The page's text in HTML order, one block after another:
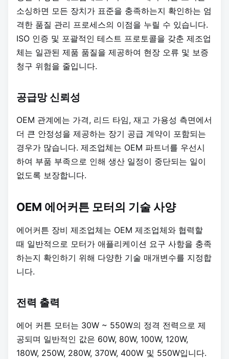
소싱하면 모든 장치가 표준을 충족하는지 확인하는 엄
격한 품질 관리 프로세스의 이점을 누릴 수 있습니다.
ISO 인증 및 포괄적인 테스트 프로토콜을 갖춘 제조업
체는 일관된 제품 품질을 제공하여 현장 오류 및 보증
청구 위험을 줄입니다.
공급망 신뢰성
OEM 관계에는 가격, 리드 타임, 재고 가용성 측면에서
더 큰 안정성을 제공하는 장기 공급 계약이 포함되는
경우가 많습니다. 제조업체는 OEM 파트너를 우선시
하여 부품 부족으로 인해 생산 일정이 중단되는 일이
없도록 보장합니다.
OEM 에어커튼 모터의 기술 사양
에어커튼 장비 제조업체는 OEM 제조업체와 협력할
때 일반적으로 모터가 애플리케이션 요구 사항을 충족
하는지 확인하기 위해 다양한 기술 매개변수를 지정합
니다.
전력 출력
에어 커튼 모터는 30W ~ 550W의 정격 전력으로 제
공되며 일반적인 값은 60W, 80W, 100W, 120W,
180W, 250W, 280W, 370W, 400W 및 550W입니다.